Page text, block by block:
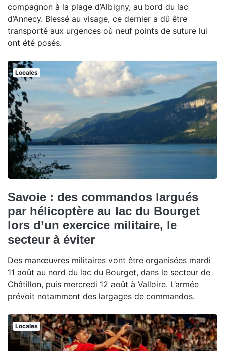
compagnon à la plage d’Albigny, au bord du lac
d’Annecy. Blessé au visage, ce dernier a dû être
transporté aux urgences où neuf points de suture lui
ont été posés.
Locales
Savoie : des commandos largués
par hélicoptère au lac du Bourget
lors d’un exercice militaire, le
secteur à éviter
Des manœuvres militaires vont être organisées mardi
11 août au nord du lac du Bourget, dans le secteur de
Châtillon, puis mercredi 12 août à Valloire. L’armée
prévoit notamment des largages de commandos.
Locales